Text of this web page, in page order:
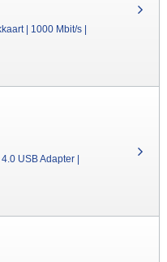
| 1000 Mbit/s |
USB Adapter |